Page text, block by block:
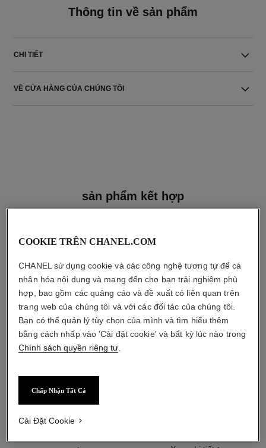
Thông tin về sản phẩm
CHI TIẾT
VỀ CỬA HÀNG CỦA CHÚNG TÔI
sản phẩm kết hợp
bleu de chanel
Tham chiếu 107360
bắt đầu từ
COOKIE TRÊN CHANEL.COM
CHANEL sử dụng cookie và các công nghệ tương tự để cá
nhân hóa nội dung và mang đến cho bạn trải nghiệm phù
hợp, bao gồm các quảng cáo và đề xuất có liên quan trên
trang web của chúng tôi và với các đối tác của chúng tôi.
Bạn có thể quản lý tùy chọn của mình và tìm hiểu thêm
bằng cách nhấp vào 'Cài đặt cookie' và bất kỳ lúc nào trong
Chính sách quyền riêng tư
Chấp Nhận Tất Cả
Cài Đặt Cookie